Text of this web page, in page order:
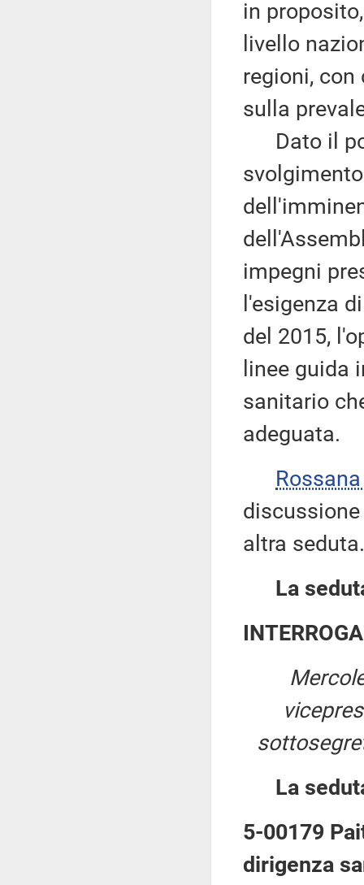
in
livello
regioni,
sulla
Dato il
impegni
l'esigenza
del 2015,
linee guida
sanitario
adeguata.
altra seduta.
La
La
5-00179
dirigenza